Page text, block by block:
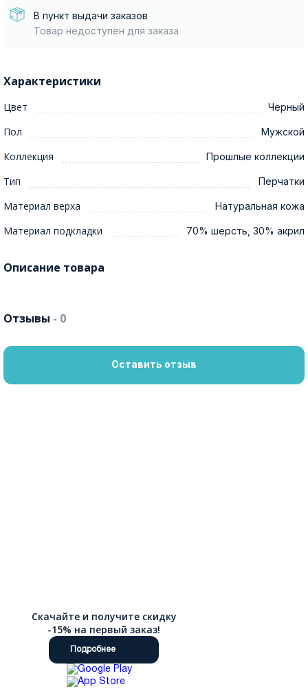
В пункт выдачи заказов
Товар недоступен для заказа
Характеристики
Цвет Черный
Пол Мужской
Коллекция Прошлые коллекции
Тип Перчатки
Материал верха Натуральная кожа
Материал подкладки 70% шерсть, 30% акрил
Описание товара
Отзывы - 0
Оставить отзыв
Скачайте и получите скидку
-15% на первый заказ!
Подробнее